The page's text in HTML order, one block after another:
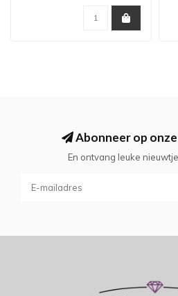
Abonneer op
En ontvang leuke